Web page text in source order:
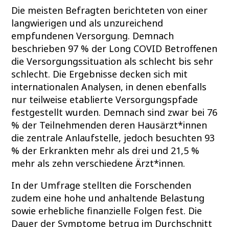
Die meisten Befragten berichteten von einer
langwierigen und als unzureichend
empfundenen Versorgung. Demnach
beschrieben 97 % der Long COVID Betroffenen
die Versorgungssituation als schlecht bis sehr
schlecht. Die Ergebnisse decken sich mit
internationalen Analysen, in denen ebenfalls
nur teilweise etablierte Versorgungspfade
festgestellt wurden. Demnach sind zwar bei 76
% der Teilnehmenden deren Hausärzt*innen
die zentrale Anlaufstelle, jedoch besuchten 93
% der Erkrankten mehr als drei und 21,5 %
mehr als zehn verschiedene Ärzt*innen.
In der Umfrage stellten die Forschenden
zudem eine hohe und anhaltende Belastung
sowie erhebliche finanzielle Folgen fest. Die
Dauer der Symptome betrug im Durchschnitt